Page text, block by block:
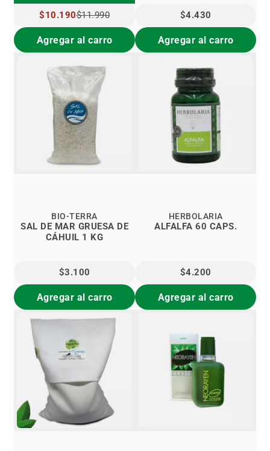
PRECIO
ESPECIAL
$10.190$11.990
Agregar al carro
$4.430
Agregar al carro
SAL DE MAR GRUESA DE
CÁHUIL 1 KG
BIO-TERRA
$3.100
Agregar al carro
ALFALFA 60 CAPS.
HERBOLARIA
$4.200
Agregar al carro